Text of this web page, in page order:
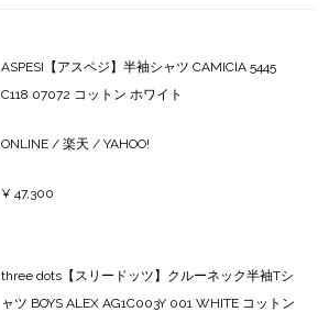
ASPESI【アスペジ】半袖シャツ CAMICIA 5445
C118 07072 コットン ホワイト
ONLINE /楽天 /YAHOO!
¥ 47,300
three dots【スリードッツ】クルーネック半袖Tシ
ャツ BOYS ALEX AG1C003Y 001 WHITE コットン